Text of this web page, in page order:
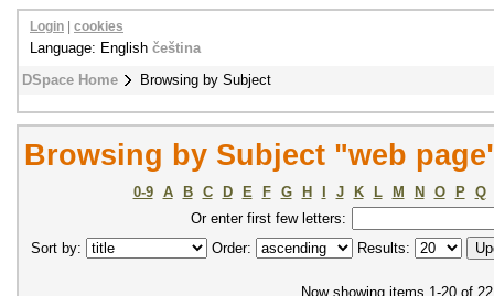
DSpace Home Browsing by Subject
Login cookies
Language: English čeština
Browsing by Subject "web
0-9 A B C D E F G H J K L M N O P
Q
Or enter first few letters:
Sort by:
Order: Results:
Now showing items 1-20 of 22